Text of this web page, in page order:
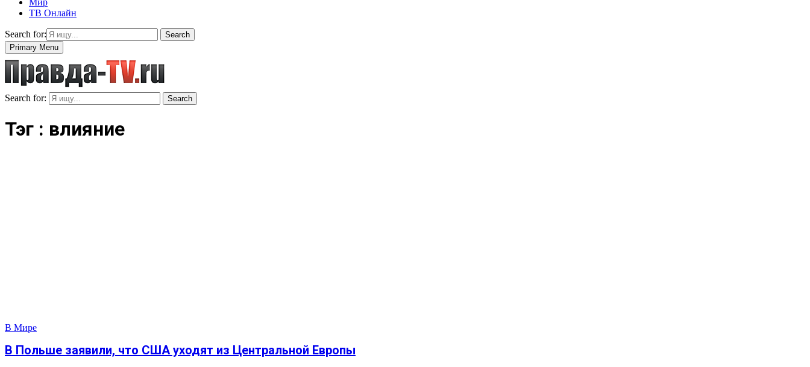
Мир
ТВ Онлайн
Search for:
Search
Primary Menu
Search for: Search
Тэг : влияние
В Мире
В Польше заявили, что США уходят из Центральной Европы